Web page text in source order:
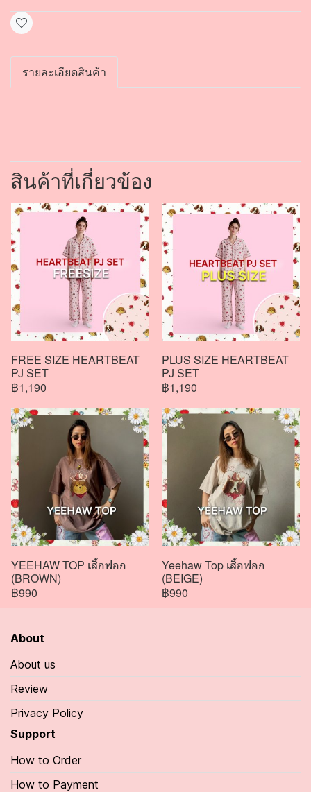
รายละเอียดสินค้า
สินค้าที่เกี่ยวข้อง
FREE SIZE HEARTBEAT
PJ SET
฿1,190
PLUS SIZE HEARTBEAT
PJ SET
฿1,190
YEEHAW TOP เสื้อฟอก
(BROWN)
฿990
Yeehaw Top เสื้อฟอก
(BEIGE)
฿990
About
About us
Review
Privacy Policy
Support
How to Order
How to Payment